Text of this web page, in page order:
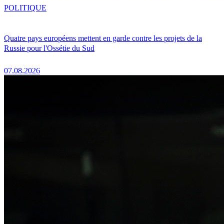
Quatre pays européens mettent en garde contre les projets de la
Russie pour l'Ossétie du Sud
07.08.2026
POLITIQUE